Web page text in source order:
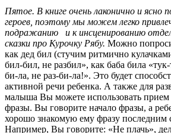
Пятое. В книге очень лаконично и ясно
героев, поэтому мы можем легко
подражанию и к инсценированию
сказки про Курочку Рябу. Можно
как дед бил (стучим ритмично
бил-бил, не разбил», как баба била
би-ла, не раз-би-ла!». Это будет
активной речи ребенка. А также для
малыша Вы можете использовать прием
фразы. Вы говорите начало фразы, а
хорошо знакомую ему фразу последним
Например, Вы говорите: «Не плачь»,